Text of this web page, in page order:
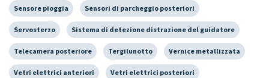
Sensore pioggia Sensori di parcheggio posteriori
Servosterzo Sistema di detezione distrazione del guidatore
Telecamera posteriore Tergilunotto Vernice metallizzata
Vetri elettrici anteriori Vetri elettrici posteriori